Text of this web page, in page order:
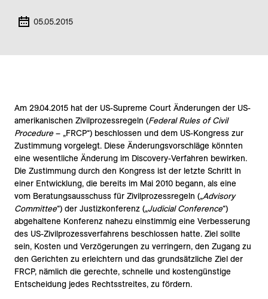
05.05.2015
Am 29.04.2015 hat der US-Supreme Court Änderungen der US-
amerikanischen Zivilprozessregeln (Federal Rules of Civil
Procedure – „FRCP“) beschlossen und dem US-Kongress zur
Zustimmung vorgelegt. Diese Änderungsvorschläge könnten
eine wesentliche Änderung im Discovery-Verfahren bewirken.
Die Zustimmung durch den Kongress ist der letzte Schritt in
einer Entwicklung, die bereits im Mai 2010 begann, als eine
vom Beratungsausschuss für Zivilprozessregeln („Advisory
Committee“) der Justizkonferenz („Judicial Conference“)
abgehaltene Konferenz nahezu einstimmig eine Verbesserung
des US-Zivilprozessverfahrens beschlossen hatte. Ziel sollte
sein, Kosten und Verzögerungen zu verringern, den Zugang zu
den Gerichten zu erleichtern und das grundsätzliche Ziel der
FRCP, nämlich die gerechte, schnelle und kostengünstige
Entscheidung jedes Rechtsstreites, zu fördern.